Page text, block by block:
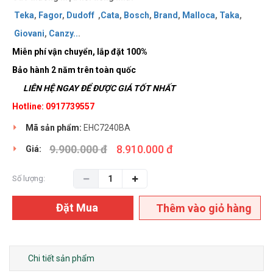
Teka, Fagor, Dudoff ,Cata, Bosch, Brand , Malloca, Taka,
Giovani, Canzy...
Miễn phí vận chuyển, lắp đặt 100%
Bảo hành 2 năm trên toàn quốc
LIÊN HỆ NGAY ĐỂ ĐƯỢC GIÁ TỐT NHẤT
Hotline: 0917739557
Mã sản phẩm: EHC7240BA
Giá: 9.900.000 đ 8.910.000 đ
Số lượng:
Đặt Mua Thêm vào giỏ hàng
Chi tiết sản phẩm